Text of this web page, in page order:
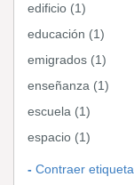
edificio (1)
educación (1)
emigrados (1)
enseñanza (1)
escuela (1)
espacio (1)
Contraer